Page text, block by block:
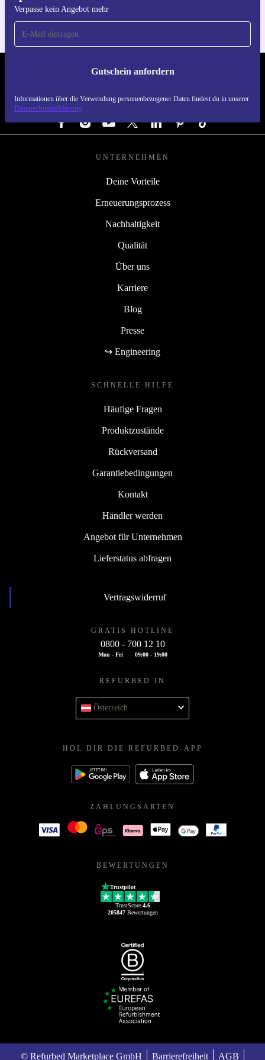
Verpasse kein Angebot mehr
Gutschein anfordern
Informationen über die Verwendung personenbezogener Daten findest du in unserer
Datenschutzerklärung
REFURBED ÖSTERREICH - RETHINK NEW.
FOLGE UNS
UNTERNEHMEN
Deine Vorteile
Erneuerungsprozess
Nachhaltigkeit
Qualität
Über uns
Karriere
Blog
Presse
↪ Engineering
SCHNELLE HILFE
Häufige Fragen
Produktzustände
Rückversand
Garantiebedingungen
Kontakt
Händler werden
Angebot für Unternehmen
Lieferstatus abfragen
Vertragswiderruf
GRATIS HOTLINE
0800 - 700 12 10
Mon - Fri 09:00 - 19:00
REFURBED IN
Österreich
HOL DIR DIE REFURBED-APP
ZAHLUNGSARTEN
BEWERTUNGEN
Trustpilot
TrustScore 4.6
205847Bewertungen
© Refurbed Marketplace GmbH Barrierefreiheit AGB